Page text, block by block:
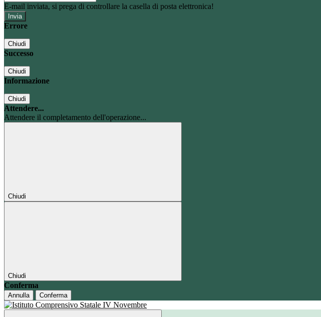
E-mail inviata, si prega di controllare la casella di posta elettronica!
Errore
Chiudi
Successo
Chiudi
Informazione
Chiudi
Attendere...
Attendere il completamento dell'operazione...
Chiudi
Chiudi
Conferma
Annulla Conferma